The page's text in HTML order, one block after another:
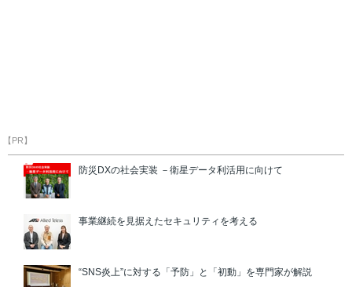
【PR】
防災DXの社会実装 －衛星データ利活用に向けて
事業継続を見据えたセキュリティを考える
“SNS炎上”に対する「予防」と「初動」を専門家が解説